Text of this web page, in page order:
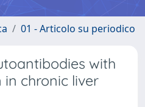
01 - Articolo su periodico
with
chronic liver